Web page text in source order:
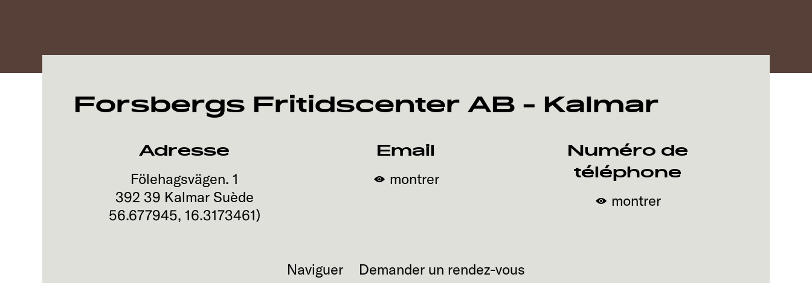
Forsbergs Fritidscenter AB - Kalmar
Adresse
Fölehagsvägen. 1
392 39 Kalmar Suède
56.677945, 16.3173461)
Email
montrer
Numéro de
téléphone
montrer
Naviguer Demander un rendez-vous